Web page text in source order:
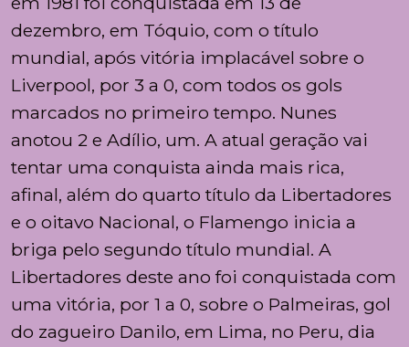
dezembro, em Tóquio, com o título
mundial, após vitória implacável sobre o
Liverpool, por 3 a 0, com todos os gols
marcados no primeiro tempo. Nunes
anotou 2 e Adílio, um. A atual geração vai
tentar uma conquista ainda mais rica,
afinal, além do quarto título da Libertadores
e o oitavo Nacional, o Flamengo inicia a
briga pelo segundo título mundial. A
Libertadores deste ano foi conquistada com
uma vitória, por 1 a 0, sobre o Palmeiras, gol
do zagueiro Danilo, em Lima, no Peru, dia